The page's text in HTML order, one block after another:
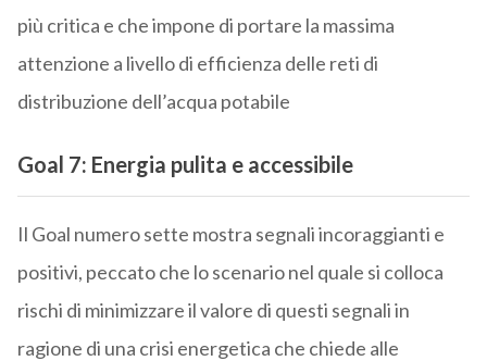
più critica e che impone di portare la massima
attenzione a livello di efficienza delle reti di
distribuzione dell’acqua potabile
Goal 7: Energia pulita e accessibile
Il Goal numero sette mostra segnali incoraggianti e
positivi, peccato che lo scenario nel quale si colloca
rischi di minimizzare il valore di questi segnali in
ragione di una crisi energetica che chiede alle